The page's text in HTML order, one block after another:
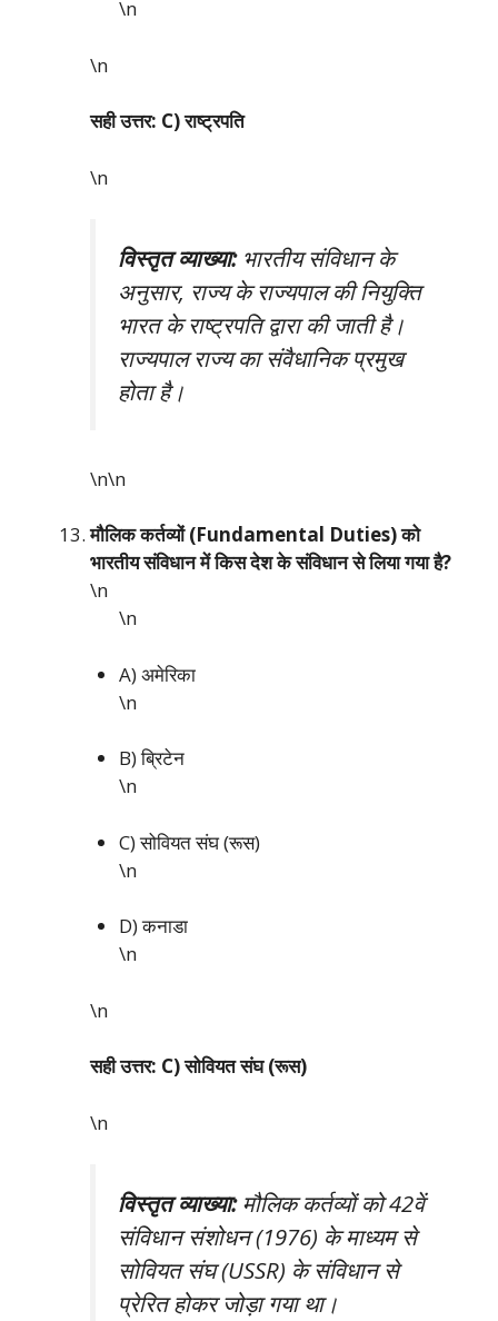
\n
\n
सही उत्तर: C) राष्ट्रपति
\n
विस्तृत व्याख्या:भारतीय संविधान के
अनुसार, राज्य के राज्यपाल की नियुक्ति
भारत के राष्ट्रपति द्वारा की जाती है।
राज्यपाल राज्य का संवैधानिक प्रमुख
होता है।
\n\n
मौलिक कर्तव्यों (Fundamental Duties) को
भारतीय संविधान में किस देश के संविधान से लिया गया है?
\n
\n
A) अमेरिका
\n
B) ब्रिटेन
\n
C) सोवियत संघ (रूस)
\n
D) कनाडा
\n
\n
सही उत्तर: C) सोवियत संघ (रूस)
\n
विस्तृत व्याख्या:मौलिक कर्तव्यों को 42वें
संविधान संशोधन (1976) के माध्यम से
सोवियत संघ (USSR) के संविधान से
प्रेरित होकर जोड़ा गया था।